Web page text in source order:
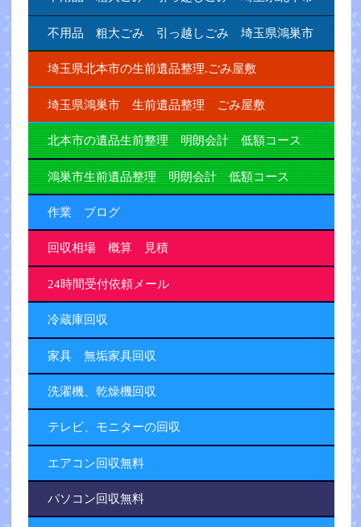
不用品 粗大ごみ 引っ越しごみ 埼玉県鴻巣市
埼玉県北本市の生前遺品整理.ごみ屋敷
埼玉県鴻巣市 生前遺品整理 ごみ屋敷
北本市の遺品生前整理 明朗会計 低額コース
鴻巣市生前遺品整理 明朗会計 低額コース
作業 ブログ
回収相場 概算 見積
24時間受付依頼メール
冷蔵庫回収
家具 無垢家具回収
洗濯機、乾燥機回収
テレビ、モニターの回収
エアコン回収無料
パソコン回収無料